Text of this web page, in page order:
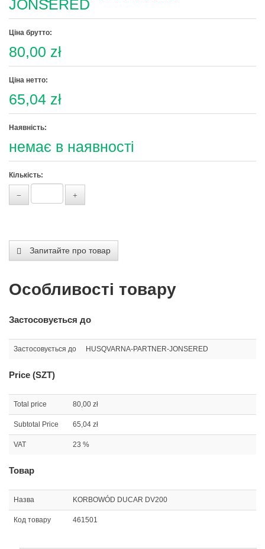
JONSERED
Ціна брутто:
80,00 zł
Ціна нетто:
65,04 zł
Наявність:
немає в наявності
Кількість:
Запитайте про товар
Особливості товару
Застосовується до
Застосовується до HUSQVARNA-PARTNER-JONSERED
Price (SZT)
Total price 80,00 zł
Subtotal Price 65,04 zł
VAT 23 %
Товар
Назва KORBOWÓD DUCAR DV200
Код товару 461501